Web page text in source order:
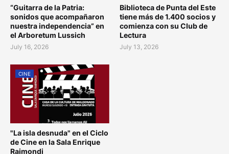
“Guitarra de la Patria:
sonidos que acompañaron
nuestra independencia” en
el Arboretum Lussich
July 16, 2026
Biblioteca de Punta del Este
tiene más de 1.400 socios y
comienza con su Club de
Lectura
July 13, 2026
CINE
"La isla desnuda" en el Ciclo
de Cine en la Sala Enrique
Raimondi